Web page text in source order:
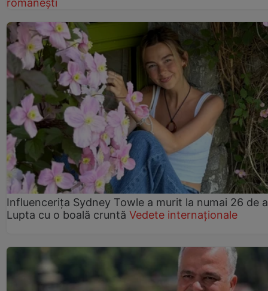
românești
Influencerița Sydney Towle a murit la numai 26 de
Lupta cu o boală cruntă Vedete internaționale